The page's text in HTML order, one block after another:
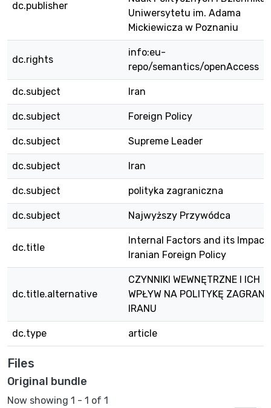
dc.publisher
Uniwersytetu im. Adama
Mickiewicza w Poznaniu
dc.rights
info:eu-
repo/semantics/openAccess
dc.subject Iran
dc.subject Foreign Policy
dc.subject Supreme Leader
dc.subject Iran
dc.subject polityka zagraniczna
dc.subject Najwyższy Przywódca
dc.title
Internal Factors and its Impact
Iranian Foreign Policy
dc.title.alternative
CZYNNIKI WEWNĘTRZNE I ICH
WPŁYW NA POLITYKĘ
IRANU
dc.type article
Files
Original bundle
Now showing 1 - 1 of 1